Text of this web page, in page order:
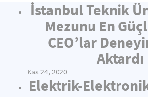
İstanbul Teknik
Mezunu En
CEO’lar
Aktardı
Kas 24, 2020
Elektrik-